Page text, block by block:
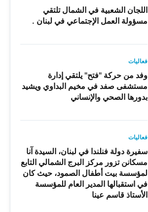
اللجان الشعبية في الشمال تلتقي
مسؤولة العمل الإجتماعي في لبنان .
فعاليات
وفد من حركة "فتح" يلتقي إدارة
مستشفى صفد في مخيم البداوي ويشيد
بدورها الصحي والإنساني
فعاليات
سفيرة دولة فنلندا في لبنان، السيدة آنا
مسكانن تزور مركز البرج الشمالي التابع
لمؤسسة بيت أطفال الصمود، حيث كان
في استقبالها المدير العام للمؤسسة
الأستاذ قاسم عينا